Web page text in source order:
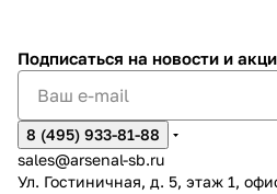
Подписаться на новости и
8 (495) 933-81-88
sales@arsenal-sb.ru
Ул. Гостиничная, д. 5, этаж 1,